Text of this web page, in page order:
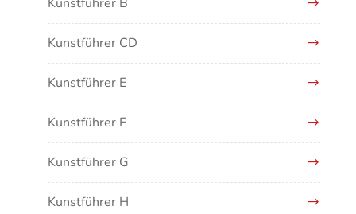
Kunstführer CD
Kunstführer E
Kunstführer F
Kunstführer G
Kunstführer H